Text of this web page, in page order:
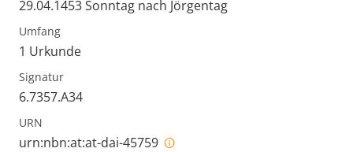
29.04.1453 Sonntag nach Jörgentag
Umfang
1 Urkunde
Signatur
6.7357.A34
URN
urn:nbn:at:at-dai-45759